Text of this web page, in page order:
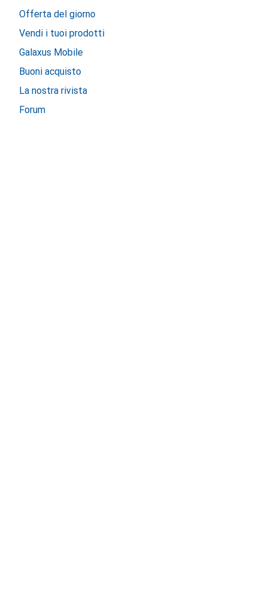
Offerta del giorno
Vendi i tuoi prodotti
Galaxus Mobile
Buoni acquisto
La nostra rivista
Forum